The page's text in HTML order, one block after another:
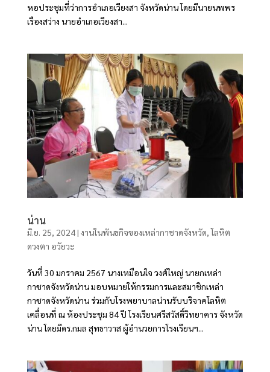
หอประชุมที่ว่าการอำเภอเวียงสา จังหวัดน่าน โดยมีนายนพพร
เรืองสว่าง นายอำเภอเวียงสา...
น่าน
มิ.ย. 25, 2024| งานในพันธกิจของเหล่ากาชาดจังหวัด,โลหิต
ดวงตา อวัยวะ
วันที่ 30 มกราคม 2567 นางเหมือนใจ วงศ์ใหญ่ นายกเหล่า
กาชาดจังหวัดน่าน มอบหมายให้กรรมการและสมาชิกเหล่า
กาชาดจังหวัดน่าน ร่วมกับโรงพยาบาลน่านรับบริจาคโลหิต
เคลื่อนที่ ณ ห้องประชุม 84 ปี โรงเรียนศรีสวัสดิ์วิทยาคาร จังหวัด
น่าน โดยมีดร.กมล สุทธาวาส ผู้อำนวยการโรงเรียนฯ...